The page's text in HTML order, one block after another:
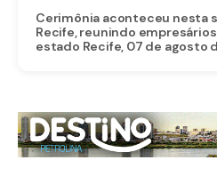
Cerimônia aconteceu nesta
Recife, reunindo
estado Recife, 07 de agosto